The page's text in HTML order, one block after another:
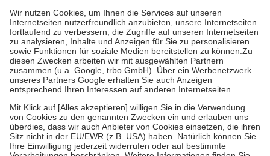
Grundsätzlich leisten Mitglieder Zuzahlungen in Höhe von zehn
Prozent des Abgabepreises,mindestensjedochfünf Euround
höchstens zehn Euro.Es sind jedoch nie mehr als die
tatsächlichen Kosten der Leistung zu entrichten.
Diese Regeln gelten grundsätzlich auch für Online-Apotheken.
Bei Heilmitteln und häuslicher Krankenpflege beträgt die
Zuzahlung zehn Prozent der Kosten sowie zehn Euro je
Um das Engagement der Versicherten für ihre eigene Gesundheit
zu stärken und die besondere Stellung der Familie zu unterstützen,
fallenkeine Zuzahlungenan bei:
• Kindern und Jugendlichen bis zum vollendeten 18. Lebensjahr